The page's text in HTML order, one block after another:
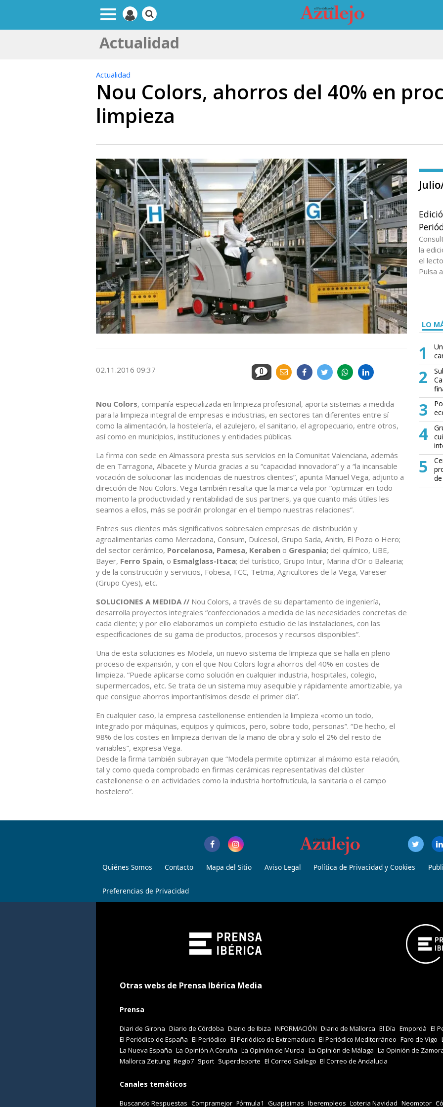
Actualidad
Actualidad
Nou Colors, ahorros del 40% en
limpieza
02.11.2016 09:37 0
Nou Colors, compañía especializada en limpieza profesional, aporta sistemas a medida
para la limpieza integral de empresas e industrias, en sectores tan diferentes entre sí
como la alimentación, la hostelería, el azulejero, el sanitario, el agropecuario, entre otros,
así como en municipios, instituciones y entidades públicas.
La firma con sede en Almassora presta sus servicios en la Comunitat Valenciana, además
de en Tarragona, Albacete y Murcia gracias a su “capacidad innovadora” y a “la incansable
vocación de solucionar las incidencias de nuestros clientes”, apunta Manuel Vega, adjunto a
dirección de Nou Colors. Vega también resalta que la marca vela por “optimizar en todo
momento la productividad y rentabilidad de sus partners, ya que cuanto más útiles les
seamos a ellos, más se podrán prolongar en el tiempo nuestras relaciones”.
Entres sus clientes más significativos sobresalen empresas de distribución y
agroalimentarias como Mercadona, Consum, Dulcesol, Grupo Sada, Anitin, El Pozo o Hero;
del sector cerámico, Porcelanosa, Pamesa, Keraben o Grespania; del químico, UBE,
Bayer, Ferro Spain, o Esmalglass-Itaca; del turístico, Grupo Intur, Marina d’Or o Balearia;
y de la construcción y servicios, Fobesa, FCC, Tetma, Agricultores de la Vega, Vareser
(Grupo Cyes), etc.
SOLUCIONES A MEDIDA // Nou Colors, a través de su departamento de ingeniería,
desarrolla proyectos integrales “confeccionados a medida de las necesidades concretas de
cada cliente; y por ello elaboramos un completo estudio de las instalaciones, con las
especificaciones de su gama de productos, procesos y recursos disponibles”.
Una de esta soluciones es Modela, un nuevo sistema de limpieza que se halla en pleno
proceso de expansión, y con el que Nou Colors logra ahorros del 40% en costes de
limpieza. “Puede aplicarse como solución en cualquier industria, hospitales, colegio,
supermercados, etc. Se trata de un sistema muy asequible y rápidamente amortizable, ya
que consigue ahorros importantísimos desde el primer día”.
En cualquier caso, la empresa castellonense entienden la limpieza «como un todo,
integrado por máquinas, equipos y químicos, pero, sobre todo, personas”. “De hecho, el
98% de los costes en limpieza derivan de la mano de obra y solo el 2% del resto de
variables”, expresa Vega.
Desde la firma también subrayan que “Modela permite optimizar al máximo esta relación,
tal y como queda comprobado en firmas cerámicas representativas del clúster
castellonense o en actividades como la industria hortofrutícula, la sanitaria o el campo
hostelero”.
la
el
Pulsa
LO
1
2
3
4
5
Quiénes Somos Contacto Mapa del Sitio Aviso Legal Política de Privacidad y Cookies
Preferencias de Privacidad
Otras webs de Prensa Ibérica Media
Prensa
Diari de Girona Diario de Córdoba Diario de Ibiza INFORMACIÓN Diario de Mallorca El Día Empordà El
El Periódico de España El Periódico El Periódico de Extremadura El Periódico Mediterráneo Faro de Vigo
La Nueva España La Opinión A Coruña La Opinión de Murcia La Opinión de Málaga La Opinión de
Mallorca Zeitung Regio7 Sport Superdeporte El Correo Gallego El Correo de Andalucia
Canales temáticos
Buscando Respuestas Compramejor Fórmula1 Guapisimas Iberempleos Loteria Navidad Neomotor